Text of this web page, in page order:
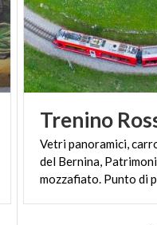
Trenino
Vetri panoramici,
del Bernina,
mozzafiato. Punto di